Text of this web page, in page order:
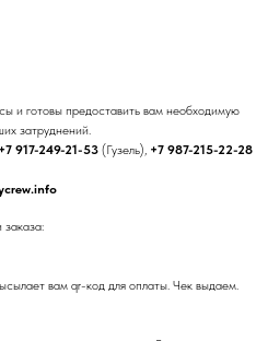
и готовы предоставить вам необходимую
затруднений.
+7 917-249-21-53 (Гузель), +7 987-215-22-28
вам qr-код для оплаты. Чек выдаем.